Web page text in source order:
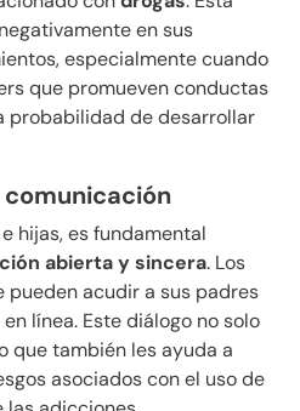
en sus
especialmente cuando
que promueven conductas
probabilidad de desarrollar
comunicación
hijas, es fundamental
abierta y sincera. Los
pueden acudir a sus padres
línea. Este diálogo no solo
que también les ayuda a
asociados con el uso de